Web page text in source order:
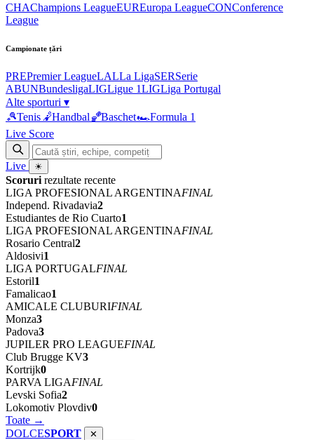
CHAChampions LeagueEUREuropa LeagueCONConference
League
Campionate țări
PREPremier LeagueLALLa LigaSERSerie
ABUNBundesligaLIGLigue 1LIGLiga Portugal
Alte sporturi ▾
🎾Tenis 🤾Handbal🏀Baschet🏎Formula 1
Live Score
Live ☀
Scoruri rezultate recente
LIGA PROFESIONAL ARGENTINAFINAL
Independ. Rivadavia2
Estudiantes de Rio Cuarto1
LIGA PROFESIONAL ARGENTINAFINAL
Rosario Central2
Aldosivi1
LIGA PORTUGALFINAL
Estoril1
Famalicao1
AMICALE CLUBURIFINAL
Monza3
Padova3
JUPILER PRO LEAGUEFINAL
Club Brugge KV3
Kortrijk0
PARVA LIGAFINAL
Levski Sofia2
Lokomotiv Plovdiv0
Toate →
DOLCESPORT ✕